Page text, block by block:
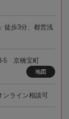
徒歩3分、都営浅
5 京橋宝町
地図
ンライン相談可